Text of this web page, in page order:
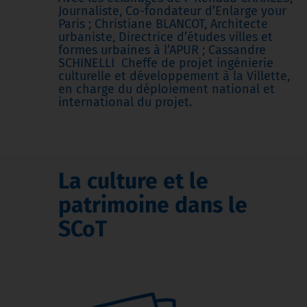
Journaliste, Co-fondateur d’Enlarge your
Paris ; Christiane BLANCOT, Architecte
urbaniste, Directrice d’études villes et
formes urbaines à l’APUR ; Cassandre
SCHINELLI Cheffe de projet ingénierie
culturelle et développement à la Villette,
en charge du déploiement national et
international du projet.
La culture et le
patrimoine dans le
SCoT